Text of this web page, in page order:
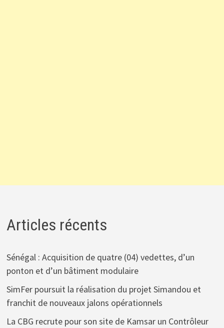
Articles récents
Sénégal : Acquisition de quatre (04) vedettes, d’un
ponton et d’un bâtiment modulaire
SimFer poursuit la réalisation du projet Simandou et
franchit de nouveaux jalons opérationnels
La CBG recrute pour son site de Kamsar un Contrôleur